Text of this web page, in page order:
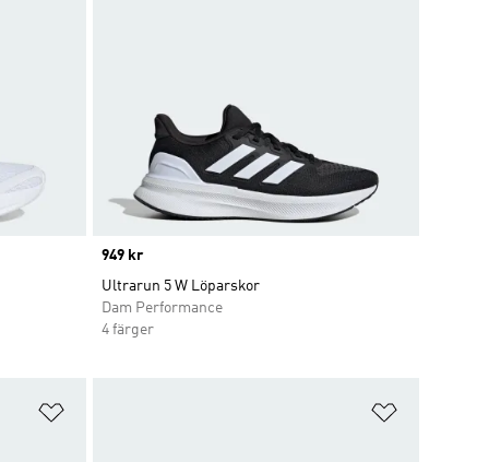
Price
949 kr
Ultrarun 5 W Löparskor
Dam Performance
4 färger